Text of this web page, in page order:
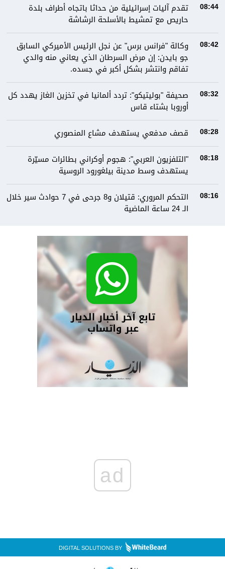
08:44
تقدم آليات إسرائيلية من حداثا باتجاه أطراف بلدة
حاريص مع تمشيط بالأسلحة الرشاشة
08:42
وكالة "فرانس برس" عن نجل الرئيس الأميركي السابق
جو بايدن: إن مرض السرطان الذي يعاني منه والدي
تفاقم وانتشر بشكل أكبر في جسده.
08:32
صحيفة "بوليتيكو": تردد ألمانيا في تخزين الغاز يهدد كل
أوروبا بشتاء قاس
08:28 قصف مدفعي يستهدف مشاع المنصوري
08:18
"التلفزيون العربي": هجوم أوكراني بطائرات مسيّرة
يستهدف وسط مدينة بيلغورود الروسية
08:16
التحكم المروري: قتيلان و8 جرحى في 7 حوادث سير خلال
الـ 24 ساعة الماضية
ad
DIGITAL SOLUTIONS BY